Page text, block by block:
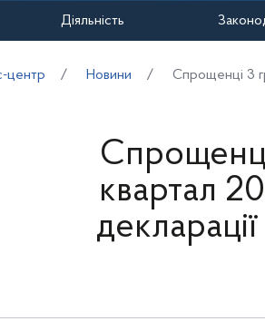
Діяльність
центр Новини Спрощенці 3
Спрощенці
квартал